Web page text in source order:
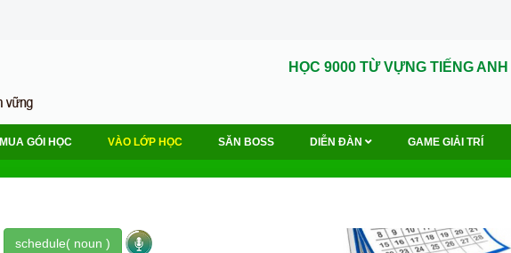
HỌC 9000 TỪ VỰNG TIẾNG ANH
MUA GÓI HỌC VÀO LỚP HỌC SĂN BOSS DIỄN ĐÀN GAME GIẢI TRÍ
schedule( noun )